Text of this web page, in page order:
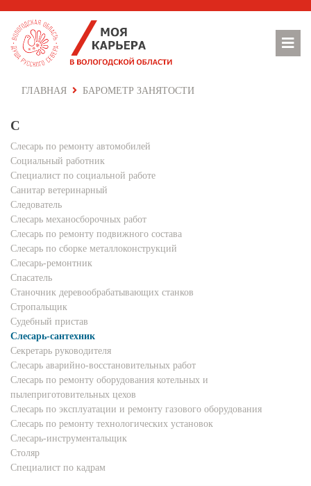
ГЛАВНАЯ БАРОМЕТР ЗАНЯТОСТИ
С
Слесарь по ремонту автомобилей
Социальный работник
Специалист по социальной работе
Санитар ветеринарный
Следователь
Слесарь механосборочных работ
Слесарь по ремонту подвижного состава
Слесарь по сборке металлоконструкций
Слесарь-ремонтник
Спасатель
Станочник деревообрабатывающих станков
Стропальщик
Судебный пристав
Слесарь-сантехник
Секретарь руководителя
Слесарь аварийно-восстановительных работ
Слесарь по ремонту оборудования котельных и
пылеприготовительных цехов
Слесарь по эксплуатации и ремонту газового оборудования
Слесарь по ремонту технологических установок
Слесарь-инструментальщик
Столяр
Специалист по кадрам